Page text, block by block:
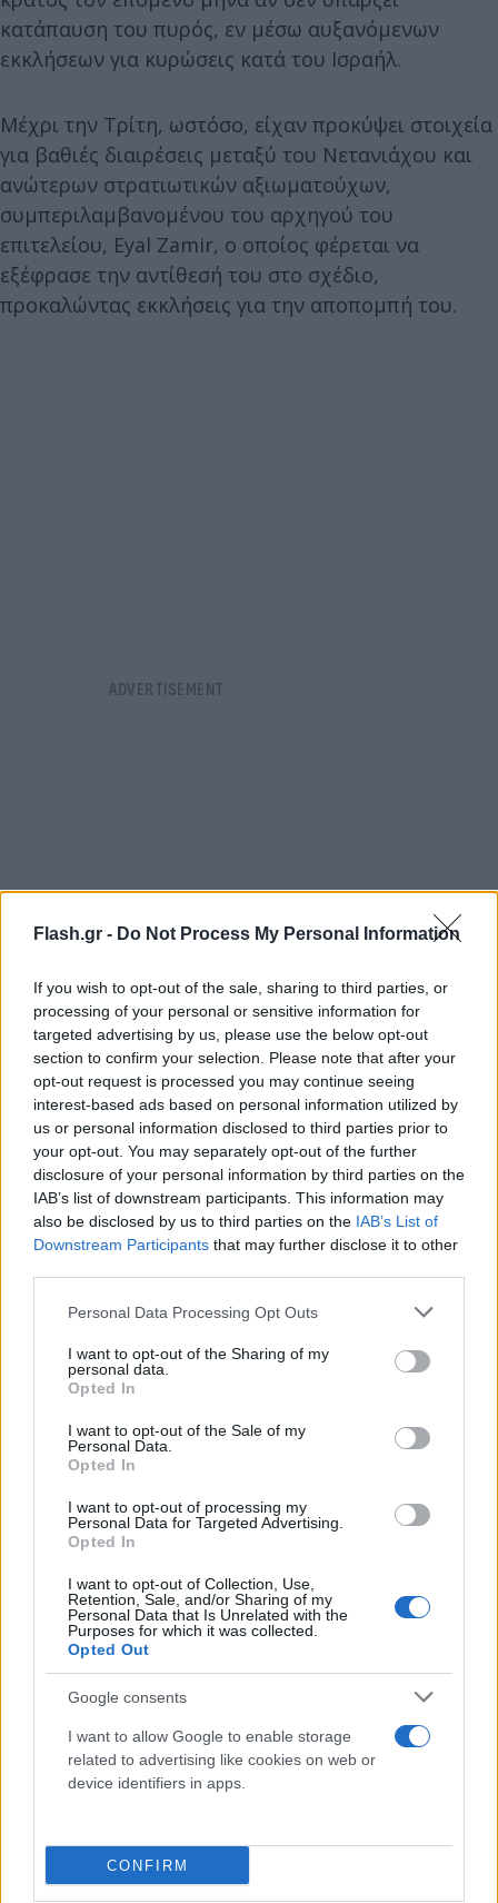
Flash.gr - Do Not Process My Personal Information
If you wish to opt-out of the sale, sharing to third parties, or
processing of your personal or sensitive information for
targeted advertising by us, please use the below opt-out
section to confirm your selection. Please note that after your
opt-out request is processed you may continue seeing
interest-based ads based on personal information utilized by
us or personal information disclosed to third parties prior to
your opt-out. You may separately opt-out of the further
disclosure of your personal information by third parties on the
IAB’s list of downstream participants. This information may
also be disclosed by us to third parties on the IAB’s List of
Downstream Participants that may further disclose it to other
Please note that this website/app uses one or more Google
not limited to your visit or usage behaviour. You may click to
grant or deny consent to Google and its third-party tags to
use your data for below specified purposes in below Google
consent section.
Personal Data Processing Opt Outs
I want to opt-out of the Sharing of my
personal data.
Opted In
I want to opt-out of the Sale of my
Personal Data.
Opted In
I want to opt-out of processing my
Personal Data for Targeted Advertising.
Opted In
I want to opt-out of Collection, Use,
Retention, Sale, and/or Sharing of my
Personal Data that Is Unrelated with the
Purposes for which it was collected.
Opted Out
Google consents
I want to allow Google to enable storage
related to advertising like cookies on web or
device identifiers in apps.
CONFIRM
κατάπαυση του πυρός, εν μέσω αυξανόμενων
εκκλήσεων για κυρώσεις κατά του Ισραήλ.
Μέχρι την Τρίτη, ωστόσο, είχαν προκύψει στοιχεία
για βαθιές διαιρέσεις μεταξύ του Νετανιάχου και
ανώτερων στρατιωτικών αξιωματούχων,
συμπεριλαμβανομένου του αρχηγού του
επιτελείου, Eyal Zamir, ο οποίος φέρεται να
εξέφρασε την αντίθεσή του στο σχέδιο,
προκαλώντας εκκλήσεις για την αποπομπή του.
Ισραηλινοί αξιωματούχοι δήλωσαν ότι ο
Νετανιάχου συζήτησε ένα σχέδιο με τον Λευκό
Οίκο, καθώς προσπάθησε να παρουσιάσει τη Χαμάς
ότι απομακρύνθηκε από τις διαπραγματεύσεις για
την κατάπαυση του πυρός, έναν ισχυρισμό που
αρνήθηκε η Χαμάς, η οποία κατηγόρησε το Ισραήλ
για το παρατεταμένο αδιέξοδο.
Ενώ η κυβέρνηση Τραμπ δεν έχει σχολιάσει την
πρόταση Νετανιάχου, της δόθηκε κάποια
αξιοπιστία από τα σχόλια που διέρρευσαν από τον
οικογένειες των Ισραηλινών ομήρων το
Σαββατοκύριακο, υπονοώντας ότι η πρότασή του
για κατάπαυση του πυρός με αντάλλαγμα την
απελευθέρωση των μισών από τους
εναπομείναντες ζωντανούς ομήρους είχε αποτύχει.
Το σχέδιο Νετανιάχου
Όπωςαναφέρει ο Guardian, στο επίκεντρο του
σχεδίου Νετανιάχου η ιδέα ότι, περικυκλώνοντας
περιοχές όπου πιστεύεται ότι κρατούνται όμηροι,
οι ισραηλινές δυνάμεις μπορούν να εισβάλουν στις
περιοχές αυτές και να σώσουν τους αιχμαλώτους,
κατά τη διάρκεια των δύο τελευταίων ετών του
πολέμου.